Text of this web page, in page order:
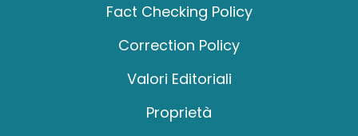
Fact Checking Policy
Correction Policy
Valori Editoriali
Proprietà